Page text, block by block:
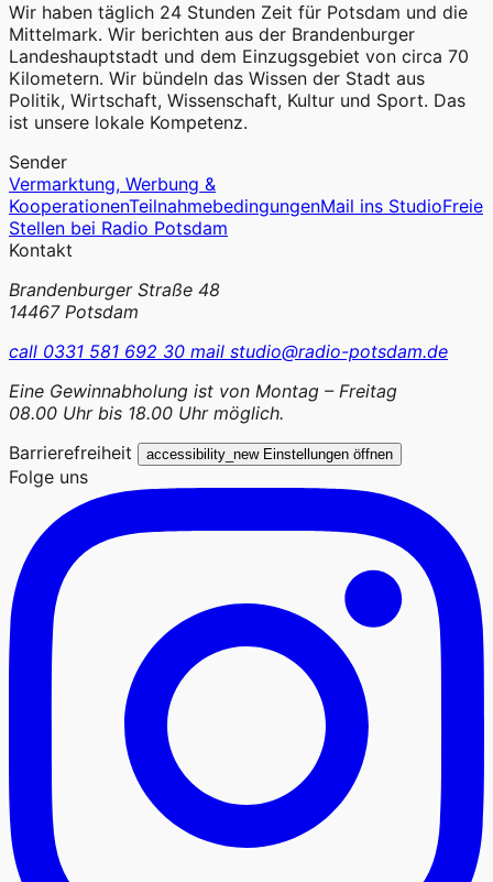
Wir haben täglich 24 Stunden Zeit für Potsdam und die
Mittelmark. Wir berichten aus der Brandenburger
Landeshauptstadt und dem Einzugsgebiet von circa 70
Kilometern. Wir bündeln das Wissen der Stadt aus
Politik, Wirtschaft, Wissenschaft, Kultur und Sport. Das
ist unsere lokale Kompetenz.
Sender
Vermarktung, Werbung &
KooperationenTeilnahmebedingungenMail ins StudioFreie
Stellen bei Radio Potsdam
Kontakt
Brandenburger Straße 48
14467 Potsdam
call 0331 581 692 30 mail studio@radio-potsdam.de
Eine Gewinnabholung ist von Montag – Freitag
08.00 Uhr bis 18.00 Uhr möglich.
Barrierefreiheit
accessibility_new Einstellungen öffnen
Folge uns